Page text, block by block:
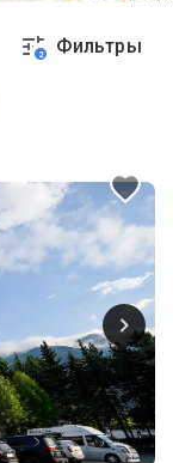
2 Фильтры